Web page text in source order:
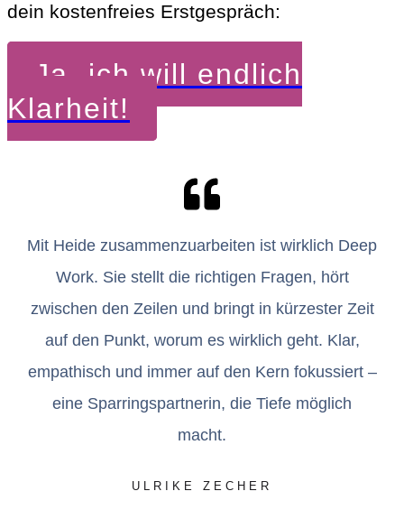
dein kostenfreies Erstgespräch:
Ja, ich will endlich
Klarheit!
Mit Heide zusammenzuarbeiten ist wirklich Deep
Work. Sie stellt die richtigen Fragen, hört
zwischen den Zeilen und bringt in kürzester Zeit
auf den Punkt, worum es wirklich geht. Klar,
empathisch und immer auf den Kern fokussiert –
eine Sparringspartnerin, die Tiefe möglich
macht.
ULRIKE ZECHER